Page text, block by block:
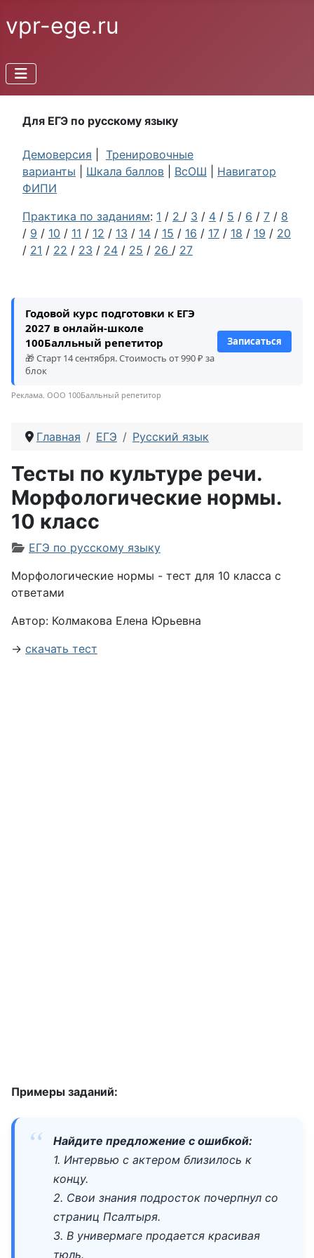
vpr-ege.ru
Для ЕГЭ по русскому языку
Демоверсия
Тренировочные
варианты
Шкала баллов ВсОШ
Навигатор
ФИПИ
Практика по заданиям: 1 / 2 / 3 / 4 / 5 / 6 / 7 / 8
/ 9 / 10 / 11 / 12 / 13 / 14 / 15 / 16 / 17 / 18 / 19 / 20
/ 21 / 22 / 23 / 24 / 25 / 26 / 27
Годовой курс подготовки к ЕГЭ
2027 в онлайн-школе
100Балльный репетитор
🎁 Старт 14 сентября. Стоимость от 990 ₽ за
блок
Записаться
Реклама. ООО 100Балльный репетитор
Главная ЕГЭ Русский язык
Тесты по культуре речи.
Морфологические нормы.
10 класс
Информация о материале
ЕГЭ по русскому языку
Морфологические нормы - тест для 10 класса с
ответами
Автор: Колмакова Елена Юрьевна
→ скачать тест
Примеры заданий:
Найдите предложение с ошибкой:
1. Интервью с актером близилось к
концу.
2. Свои знания подросток почерпнул со
страниц Псалтыря.
3. В универмаге продается красивая
тюль.